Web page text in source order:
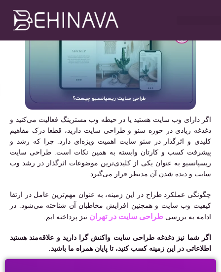
اگر دارای وب سایت هستید یا در حیطه وب مسترینگ فعالیت می‌کنید و
دغدغه زیادی در حوزه سئو و طراحی سایت دارید، قطعا درک مفاهیم
کلیدی و اثرگذار در سئو سایت اهمیت ویژه‌ای دارد. چرا که رشد و
پیشرفت کسب و کارتان وابسته به همین نکات است. طراحی سایت
ریسپانسیو به عنوان یکی از کلیدی‌ترین موضوعات اثرگذار در رشد وب
سایت و دیده شدن آن مدنظر قرار می‌گیرد.
چگونگی عملکرد طراح در این زمینه، به عنوان مهم‌ترین عامل در ارتقا
کیفیت وب سایت و همچنین افزایش مخاطبان آن شناخته می‌شود. در
ادامه به بررسی طراحی سایت در تهران نیز پرداخته ایم.
اگر شما نیز دغدغه طراحی سایت واکنش گرا دارید و علاقه‌مند هستید
اطلاعاتی در این زمینه کسب کنید، تا پایان همراه ما باشید.